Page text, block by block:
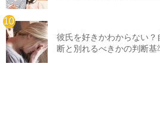
彼氏を好きかわからない
断と別れるべきかの判断基